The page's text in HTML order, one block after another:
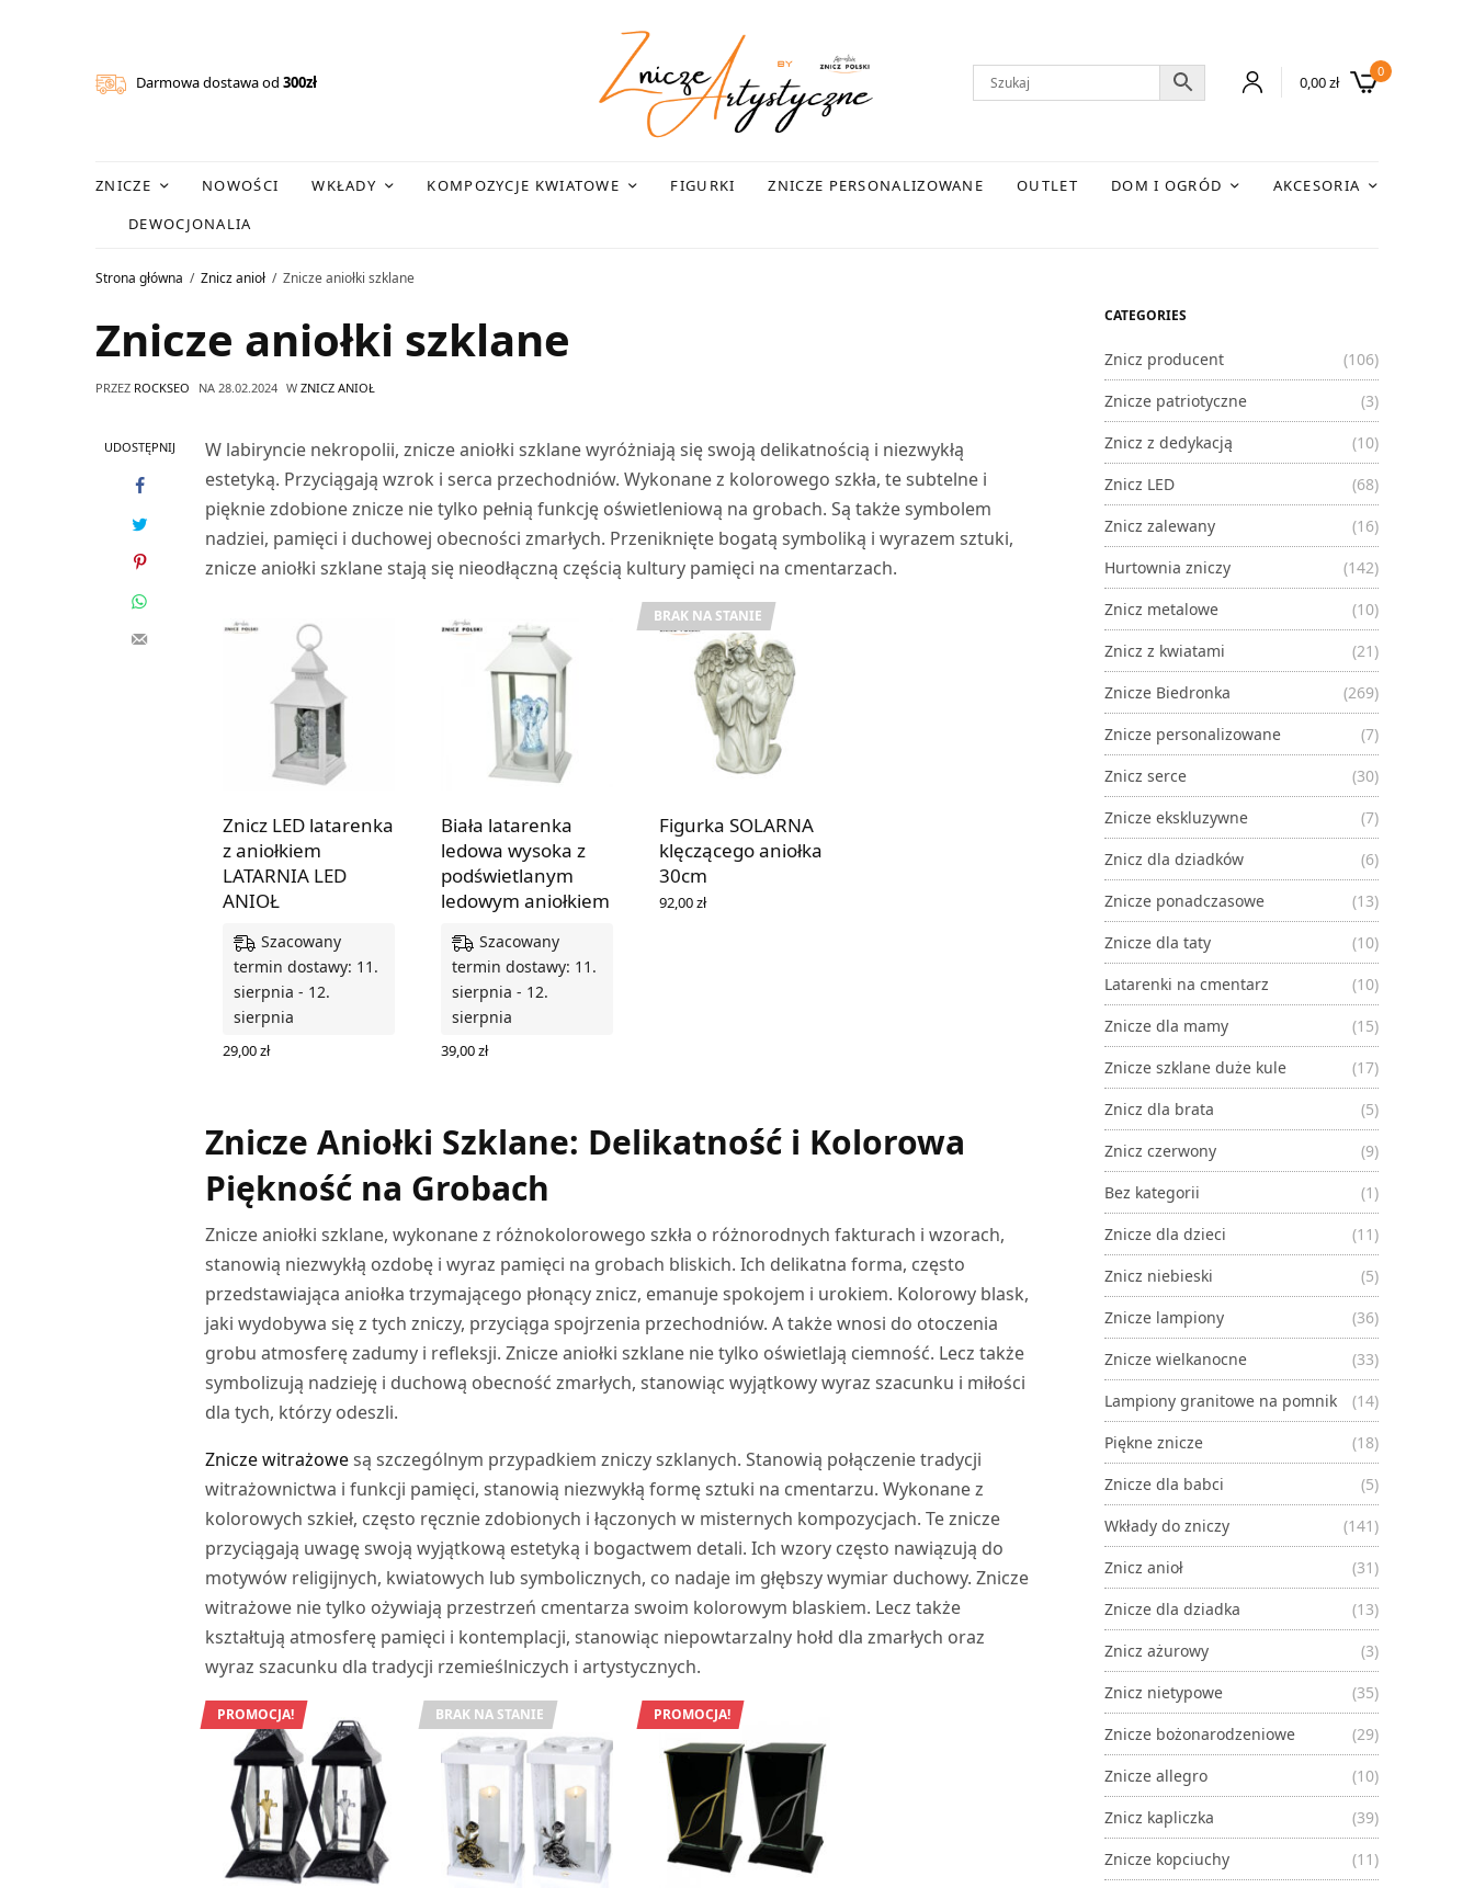
Darmowa dostawa od300zł 0,00zł
0
ZNICZE NOWOŚCI WKŁADY KOMPOZYCJE KWIATOWE FIGURKI ZNICZE PERSONALIZOWANE OUTLET DOM I OGRÓD
AKCESORIA
DEWOCJONALIA
Strona główna Znicz anioł Znicze aniołki szklane
Znicze aniołki szklane
PRZEZ ROCKSEO NA 28.02.2024 W ZNICZ ANIOŁ
UDOSTĘPNIJ
W labiryncie nekropolii, znicze aniołki szklane wyróżniają się swoją delikatnością i niezwykłą
estetyką. Przyciągają wzrok i serca przechodniów. Wykonane z kolorowego szkła, te subtelne i
pięknie zdobione znicze nie tylko pełnią funkcję oświetleniową na grobach. Są także symbolem
nadziei, pamięci i duchowej obecności zmarłych. Przeniknięte bogatą symboliką i wyrazem sztuki,
znicze aniołki szklane stają się nieodłączną częścią kultury pamięci na cmentarzach.
Znicz LED latarenka
z aniołkiem
LATARNIA LED
ANIOŁ
Szacowany
termin dostawy: 11.
sierpnia - 12.
sierpnia
29,00zł
Biała latarenka
ledowa wysoka z
podświetlanym
ledowym aniołkiem
Szacowany
termin dostawy: 11.
sierpnia - 12.
sierpnia
39,00zł
BRAK NA STANIE
Figurka SOLARNA
klęczącego aniołka
30cm
92,00zł
Znicze Aniołki Szklane: Delikatność i Kolorowa
Piękność na Grobach
Znicze aniołki szklane, wykonane z różnokolorowego szkła o różnorodnych fakturach i wzorach,
stanowią niezwykłą ozdobę i wyraz pamięci na grobach bliskich. Ich delikatna forma, często
przedstawiająca aniołka trzymającego płonący znicz, emanuje spokojem i urokiem. Kolorowy blask,
jaki wydobywa się z tych zniczy, przyciąga spojrzenia przechodniów. A także wnosi do otoczenia
grobu atmosferę zadumy i refleksji. Znicze aniołki szklane nie tylko oświetlają ciemność. Lecz także
symbolizują nadzieję i duchową obecność zmarłych, stanowiąc wyjątkowy wyraz szacunku i miłości
dla tych, którzy odeszli.
Znicze witrażowesą szczególnym przypadkiem zniczy szklanych. Stanowią połączenie tradycji
witrażownictwa i funkcji pamięci, stanowią niezwykłą formę sztuki na cmentarzu. Wykonane z
kolorowych szkieł, często ręcznie zdobionych i łączonych w misternych kompozycjach. Te znicze
przyciągają uwagę swoją wyjątkową estetyką i bogactwem detali. Ich wzory często nawiązują do
motywów religijnych, kwiatowych lub symbolicznych, co nadaje im głębszy wymiar duchowy. Znicze
witrażowe nie tylko ożywiają przestrzeń cmentarza swoim kolorowym blaskiem. Lecz także
kształtują atmosferę pamięci i kontemplacji, stanowiąc niepowtarzalny hołd dla zmarłych oraz
wyraz szacunku dla tradycji rzemieślniczych i artystycznych.
PROMOCJA! BRAK NA STANIE PROMOCJA!
CATEGORIES
Znicz producent
(106)
Znicze patriotyczne
(3)
Znicz z dedykacją
(10)
Znicz LED
(68)
Znicz zalewany
(16)
Hurtownia zniczy
(142)
Znicz metalowe
(10)
Znicz z kwiatami
(21)
Znicze Biedronka
(269)
Znicze personalizowane
(7)
Znicz serce
(30)
Znicze ekskluzywne
(7)
Znicz dla dziadków
(6)
Znicze ponadczasowe
(13)
Znicze dla taty
(10)
Latarenki na cmentarz
(10)
Znicze dla mamy
(15)
Znicze szklane duże kule
(17)
Znicz dla brata
(5)
Znicz czerwony
(9)
Bez kategorii
(1)
Znicze dla dzieci
(11)
Znicz niebieski
(5)
Znicze lampiony
(36)
Znicze wielkanocne
(33)
Lampiony granitowe na pomnik
(14)
Piękne znicze
(18)
Znicze dla babci
(5)
Wkłady do zniczy
(141)
Znicz anioł
(31)
Znicze dla dziadka
(13)
Znicz ażurowy
(3)
Znicz nietypowe
(35)
Znicze bożonarodzeniowe
(29)
Znicze allegro
(10)
Znicz kapliczka
(39)
Znicze kopciuchy
(11)